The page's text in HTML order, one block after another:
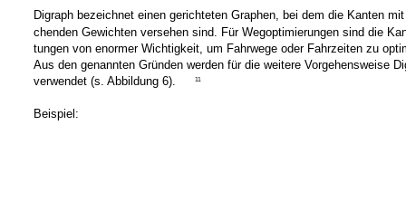
Digraph bezeichnet einen gerichteten Graphen, bei dem die Kanten
chenden Gewichten versehen sind. Für Wegoptimierungen sind die
tungen von enormer Wichtigkeit, um Fahrwege oder Fahrzeiten zu
Aus den genannten Gründen werden für die weitere Vorgehensweise
verwendet (s. Abbildung 6).
11
Beispiel: